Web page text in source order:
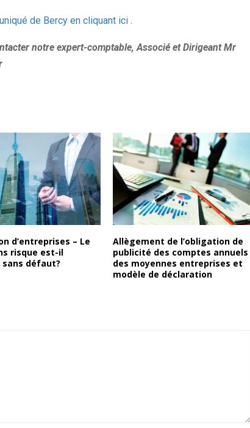
de Bercy en cliquant ici .
notre expert-comptable, Associé et Dirigeant Mr
d’entreprises – Le
risque est-il
défaut?
Allègement de l’obligation de
publicité des comptes annuels
des moyennes entreprises et
modèle de déclaration